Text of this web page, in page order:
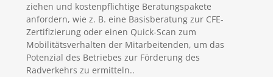
ziehen und kostenpflichtige Beratungspakete
anfordern, wie z. B. eine Basisberatung zur CFE-
Zertifizierung oder einen Quick-Scan zum
Mobilitätsverhalten der Mitarbeitenden, um das
Potenzial des Betriebes zur Förderung des
Radverkehrs zu ermitteln..